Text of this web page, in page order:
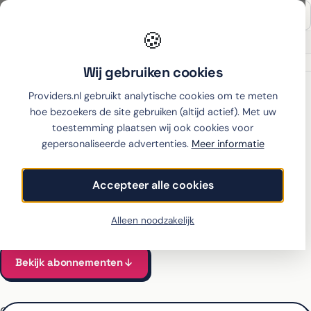
🍪
Wij gebruiken cookies
Providers.nl gebruikt analytische cookies om te meten
hoe bezoekers de site gebruiken (altijd actief). Met uw
toestemming plaatsen wij ook cookies voor
gepersonaliseerde advertenties. Meer informatie
Accepteer alle cookies
Alleen noodzakelijk
Thuiswinkel partner
Galaxy A17›Simyo
Samsung Galaxy A17 met
abonnement bij Simyo
Alle Simyo-abonnementen voor de Galaxy A17 vergeleken
Vanaf €11 per maand, all-in incl. toestel
Bekijk abonnementen